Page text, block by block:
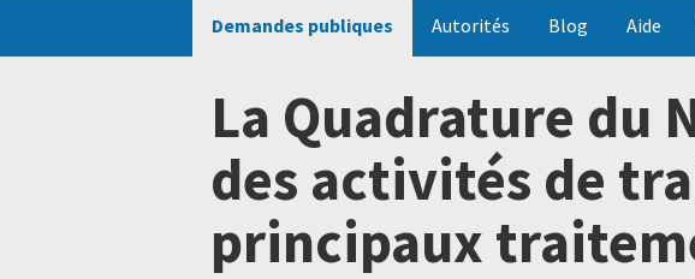
Demandes publiques Autorités Blog Aide
La Quadrature du
des activités de
principaux